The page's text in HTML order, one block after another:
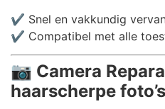
✔️ Snel en vakkundig
✔️ Compatibel met alle
📷 Camera
haarscherpe